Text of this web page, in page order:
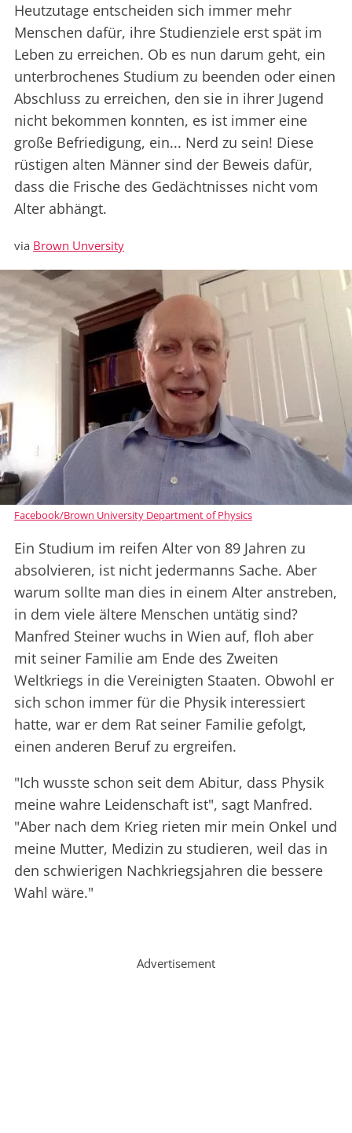
Heutzutage entscheiden sich immer mehr
Menschen dafür, ihre Studienziele erst spät im
Leben zu erreichen. Ob es nun darum geht, ein
unterbrochenes Studium zu beenden oder einen
Abschluss zu erreichen, den sie in ihrer Jugend
nicht bekommen konnten, es ist immer eine
große Befriedigung, ein... Nerd zu sein! Diese
rüstigen alten Männer sind der Beweis dafür,
dass die Frische des Gedächtnisses nicht vom
Alter abhängt.
via Brown Unversity
Facebook/Brown University Department of Physics
Ein Studium im reifen Alter von 89 Jahren zu
absolvieren, ist nicht jedermanns Sache. Aber
warum sollte man dies in einem Alter anstreben,
in dem viele ältere Menschen untätig sind?
Manfred Steiner wuchs in Wien auf, floh aber
mit seiner Familie am Ende des Zweiten
Weltkriegs in die Vereinigten Staaten. Obwohl er
sich schon immer für die Physik interessiert
hatte, war er dem Rat seiner Familie gefolgt,
einen anderen Beruf zu ergreifen.
"Ich wusste schon seit dem Abitur, dass Physik
meine wahre Leidenschaft ist", sagt Manfred.
"Aber nach dem Krieg rieten mir mein Onkel und
meine Mutter, Medizin zu studieren, weil das in
den schwierigen Nachkriegsjahren die bessere
Wahl wäre."
Advertisement